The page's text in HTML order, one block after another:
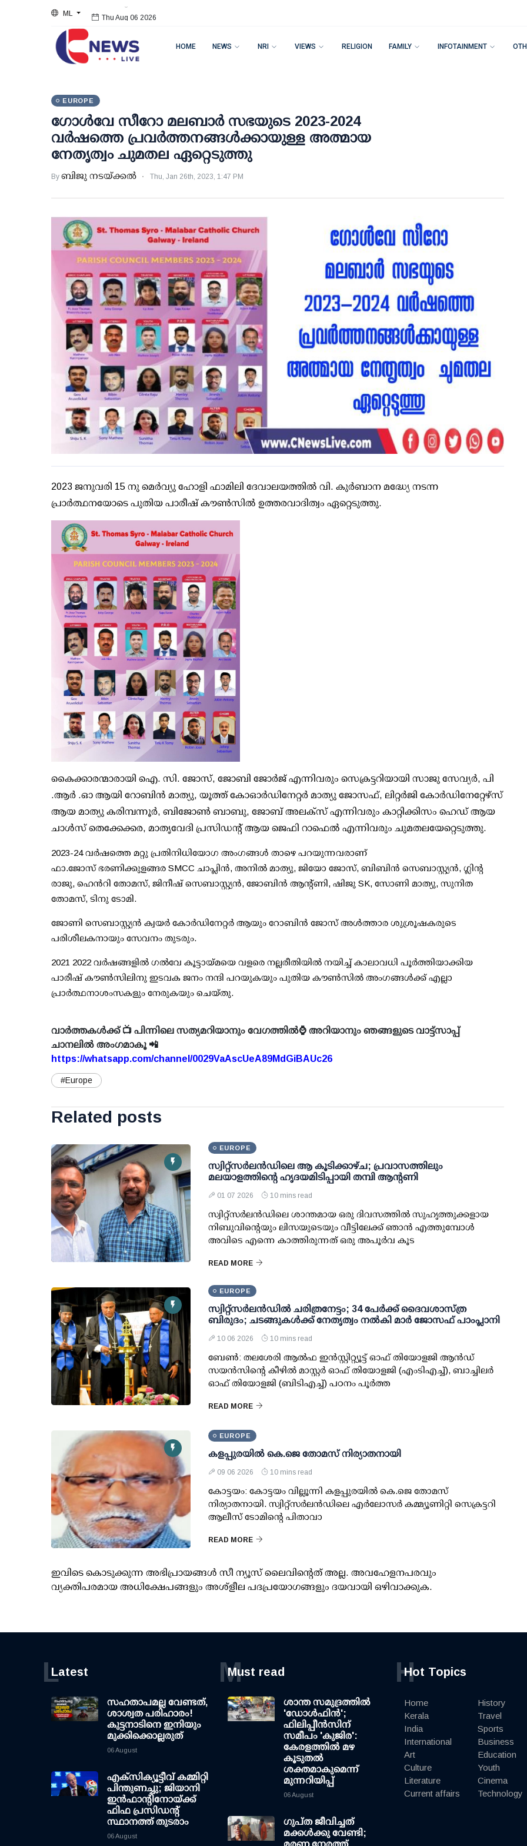
ML Thu Aug 06 2026
HOME NEWS NRI VIEWS RELIGION FAMILY INFOTAINMENT
EUROPE
ഗോൾവേ സീറോ മലബാർ സഭയുടെ 2023-2024
വർഷത്തെ പ്രവർത്തനങ്ങൾക്കായുള്ള അത്മായ
നേതൃത്വം ചുമതല ഏറ്റെടുത്തു
By ബിജു നടയ്ക്കൽ Thu, Jan 26th, 2023, 1:47 PM
2023 ജനുവരി 15 നു മെർവ്യു ഹോളി ഫാമിലി ദേവാലയത്തിൽ വി. കുർബാന മദ്ധ്യേ നടന്ന
പ്രാർത്ഥനയോടെ പുതിയ പാരീഷ് കൗൺസിൽ ഉത്തരവാദിത്വം ഏറ്റെടുത്തു.
കൈക്കാരന്മാരായി ഐ. സി. ജോസ്, ജോബി ജോർജ് എന്നിവരും സെക്രട്ടറിയായി സാജു സേവ്യർ, പി
.ആർ .ഓ ആയി റോബിൻ മാത്യു, യൂത്ത് കോഓർഡിനേറ്റർ മാത്യു ജോസഫ്, ലിറ്റർജി കോർഡിനേറ്റേഴ്‌സ്
ആയ മാത്യു കരിമ്പന്നൂർ, ബിജോൺ ബാബു, ജോബ് അലക്സ് എന്നിവരും കാറ്റിക്കിസം ഹെഡ് ആയ
ചാൾസ് തെക്കേക്കര, മാതൃവേദി പ്രസിഡന്റ് ആയ ജെഫി റാഫെൽ എന്നിവരും ചുമതലയേറ്റെടുത്തു.
2023-24 വർഷത്തെ മറ്റു പ്രതിനിധിയോഗ അംഗങ്ങള്‍ താഴെ പറയുന്നവരാണ്
ഫാ.ജോസ് ഭരണിക്കുളങ്ങര SMCC ചാപ്ലിൻ, അനിൽ മാത്യു, ജിയോ ജോസ്, ബിബിൻ സെബാസ്റ്റ്യൻ, ഗ്ലിന്റ
രാജു, ഹെൻറി തോമസ്, ജിനീഷ് സെബാസ്റ്റ്യൻ, ജോബിൻ ആന്റ്‌ണി, ഷിജു SK, സോണി മാത്യു, സുനിത
തോമസ്, ടിനു ടോമി.
ജോണി സെബാസ്റ്റ്യൻ ക്വയർ കോർഡിനേറ്റർ ആയും റോബിൻ ജോസ് അൾത്താര ശുശ്രൂഷകരുടെ
പരിശീലകനായും സേവനം തുടരും.
2021 2022 വർഷങ്ങളിൽ ഗൽവേ കൂട്ടായ്മയെ വളരെ നല്ലരീതിയിൽ നയിച്ച് കാലാവധി പൂർത്തിയാക്കിയ
പാരീഷ് കൗൺസിലിനു ഇടവക ജനം നന്ദി പറയുകയും പുതിയ കൗൺസിൽ അംഗങ്ങൾക്ക് എല്ലാ
പ്രാർത്ഥനാശംസകളും നേരുകയും ചെയ്തു.
വാർത്തകൾക്ക് 📺 പിന്നിലെ സത്യമറിയാനും വേഗത്തിൽ⌚ അറിയാനും ഞങ്ങളുടെ വാട്ട്സാപ്പ്
ചാനലിൽ അംഗമാകൂ 📲
https://whatsapp.com/channel/0029VaAscUeA89MdGiBAUc26
#Europe
Related posts
EUROPE
സ്വിറ്റ്സർലൻഡിലെ ആ കൂടിക്കാഴ്ച; പ്രവാസത്തിലും
മലയാളത്തിന്റെ ഹൃദയമിടിപ്പായി തമ്പി ആന്റണി
01 07 2026 10 mins read
സ്വിറ്റ്സർലൻഡിലെ ശാന്തമായ ഒരു ദിവസത്തിൽ സുഹൃത്തുക്കളായ
നിബുവിന്റെയും ലിസയുടെയും വീട്ടിലേക്ക് ഞാൻ എത്തുമ്പോൾ
അവിടെ എന്നെ കാത്തിരുന്നത് ഒരു അപൂർവ കൂട
READ MORE
EUROPE
സ്വിറ്റ്സർലൻഡിൽ ചരിത്രനേട്ടം; 34 പേർക്ക് ദൈവശാസ്ത്ര
ബിരുദം; ചടങ്ങുകൾക്ക് നേതൃത്വം നൽകി മാർ ജോസഫ് പാംപ്ലാനി
10 06 2026 10 mins read
ബേൺ: തലശേരി ആൽഫ ഇൻസ്റ്റിറ്റ്യൂട്ട് ഓഫ് തിയോളജി ആൻഡ്
സയൻസിന്റെ കീഴിൽ മാസ്റ്റർ ഓഫ് തിയോളജി (എംടിഎച്ച്), ബാച്ചിലർ
ഓഫ് തിയോളജി (ബി‌ടിഎച്ച്) പഠനം പൂർത്ത
READ MORE
EUROPE
കളപ്പുരയില്‍ കെ.ജെ തോമസ് നിര്യാതനായി
09 06 2026 10 mins read
കോട്ടയം: കോട്ടയം വില്ലൂന്നി കളപ്പുരയില്‍ കെ.ജെ തോമസ്
നിര്യാതനായി. സ്വിറ്റ്‌സര്‍ലന്‍ഡിലെ എര്‍ലോസര്‍ കമ്മ്യൂണിറ്റി സെക്രട്ടറി
ആലീസ് ടോമിന്റെ പിതാവാ
READ MORE
ഇവിടെ കൊടുക്കുന്ന അഭിപ്രായങ്ങള്‍ സീ ന്യൂസ് ലൈവിന്റെത് അല്ല. അവഹേളനപരവും
വ്യക്തിപരമായ അധിക്ഷേപങ്ങളും അശ്‌ളീല പദപ്രയോഗങ്ങളും ദയവായി ഒഴിവാക്കുക.
Latest
L
സഹതാപമല്ല വേണ്ടത്,
ശാശ്വത പരിഹാരം!
കുട്ടനാടിനെ ഇനിയും
മുക്കിക്കൊല്ലരുത്
06 August
എക്സിക്യൂട്ടീവ് കമ്മിറ്റി
പിന്തുണച്ചു; ജിയാനി
ഇന്‍ഫാന്റിനോയ്ക്ക്
ഫിഫ പ്രസിഡന്റ്
സ്ഥാനത്ത് തുടരാം
06 August
Must read
M
ശാന്ത സമുദ്രത്തില്‍
'ഡോള്‍ഫിന്‍';
ഫിലിപ്പീന്‍സിന്
സമീപം 'കുജിര':
കേരളത്തില്‍ മഴ
കൂടുതല്‍
ശക്തമാകുമെന്ന്
മുന്നറിയിപ്പ്
06 August
ഗുപ്ത ജീവിച്ചത്
മക്കള്‍ക്കു വേണ്ടി;
മരണ നേരത്ത്
Hot Topics
H
Home
Kerala
India
International
Art
Culture
Literature
Current affairs
History
Travel
Sports
Business
Education
Youth
Cinema
Technology